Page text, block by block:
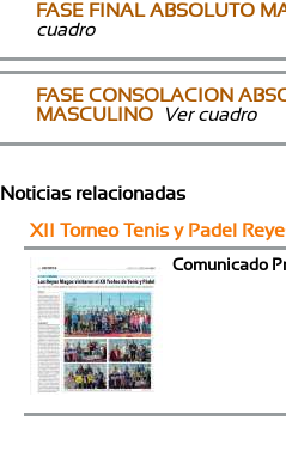
FASE FINAL ABSOLUTO
cuadro
FASE CONSOLACION
MASCULINO
Ver cuadro
Noticias relacionadas
XII Torneo Tenis y Padel
Comunicado